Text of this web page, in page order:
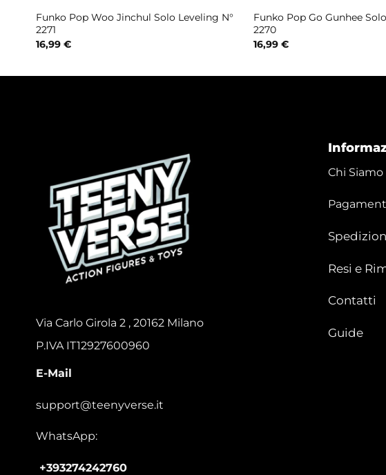
Funko Pop Woo Jinchul Solo Leveling N°
2271
16,99 €
Funko Pop Go Gunhee
2270
16,99 €
Via Carlo Girola 2 , 20162 Milano
P.IVA IT12927600960
E-Mail
support@teenyverse.it
WhatsApp:
+393274242760
Chi Siamo
Resi e
Contatti
Guide